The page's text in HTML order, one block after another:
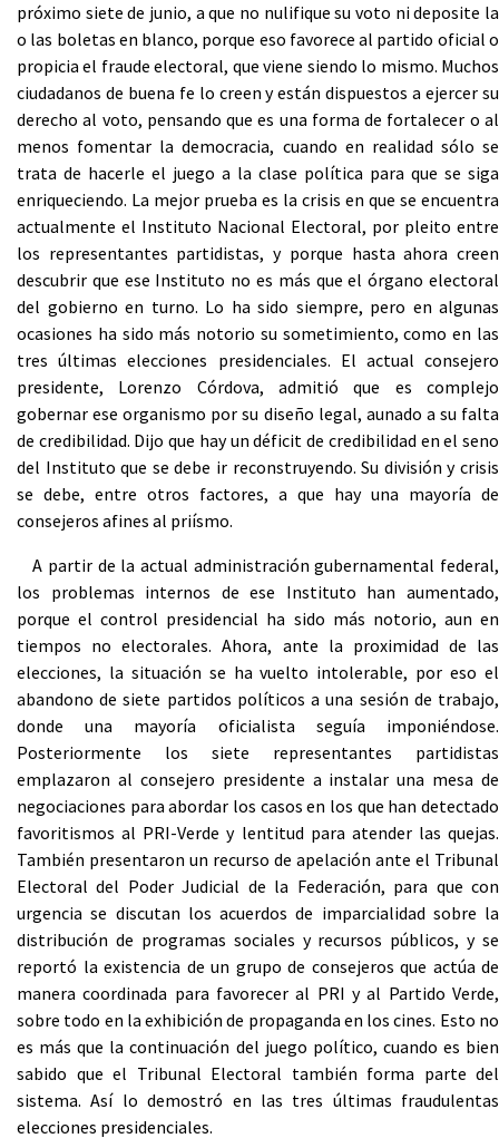
próximo siete de junio, a que no nulifique su voto ni deposite la
o las boletas en blanco, porque eso favorece al partido oficial o
propicia el fraude electoral, que viene siendo lo mismo. Muchos
ciudadanos de buena fe lo creen y están dispuestos a ejercer su
derecho al voto, pensando que es una forma de fortalecer o al
menos fomentar la democracia, cuando en realidad sólo se
trata de hacerle el juego a la clase política para que se siga
enriqueciendo. La mejor prueba es la crisis en que se encuentra
actualmente el Instituto Nacional Electoral, por pleito entre
los representantes partidistas, y porque hasta ahora creen
descubrir que ese Instituto no es más que el órgano electoral
del gobierno en turno. Lo ha sido siempre, pero en algunas
ocasiones ha sido más notorio su sometimiento, como en las
tres últimas elecciones presidenciales. El actual consejero
presidente, Lorenzo Córdova, admitió que es complejo
gobernar ese organismo por su diseño legal, aunado a su falta
de credibilidad. Dijo que hay un déficit de credibilidad en el seno
del Instituto que se debe ir reconstruyendo. Su división y crisis
se debe, entre otros factores, a que hay una mayoría de
consejeros afines al priísmo.
A partir de la actual administración gubernamental federal,
los problemas internos de ese Instituto han aumentado,
porque el control presidencial ha sido más notorio, aun en
tiempos no electorales. Ahora, ante la proximidad de las
elecciones, la situación se ha vuelto intolerable, por eso el
abandono de siete partidos políticos a una sesión de trabajo,
donde una mayoría oficialista seguía imponiéndose.
Posteriormente los siete representantes partidistas
emplazaron al consejero presidente a instalar una mesa de
negociaciones para abordar los casos en los que han detectado
favoritismos al PRI-Verde y lentitud para atender las quejas.
También presentaron un recurso de apelación ante el Tribunal
Electoral del Poder Judicial de la Federación, para que con
urgencia se discutan los acuerdos de imparcialidad sobre la
distribución de programas sociales y recursos públicos, y se
reportó la existencia de un grupo de consejeros que actúa de
manera coordinada para favorecer al PRI y al Partido Verde,
sobre todo en la exhibición de propaganda en los cines. Esto no
es más que la continuación del juego político, cuando es bien
sabido que el Tribunal Electoral también forma parte del
sistema. Así lo demostró en las tres últimas fraudulentas
elecciones presidenciales.